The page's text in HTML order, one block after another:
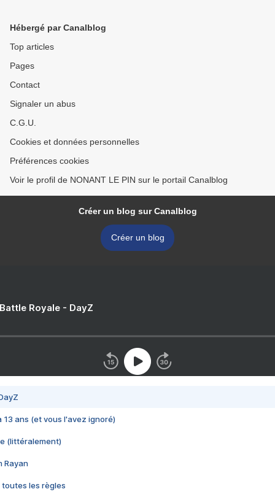
Hébergé par Canalblog
Top articles
Pages
Contact
Signaler un abus
C.G.U.
Cookies et données personnelles
Préférences cookies
Voir le profil de NONANT LE PIN sur le portail Canalblog
Créer un blog sur Canalblog
Créer un blog
Royale - DayZ
13 ans (et vous l'avez ignoré)
(littéralement)
Rayan
toutes les règles